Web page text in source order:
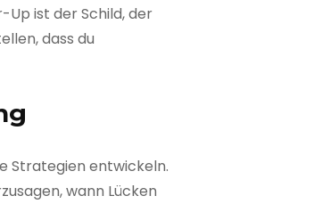
Up ist der Schild, der
dass du
Strategien entwickeln.
wann Lücken